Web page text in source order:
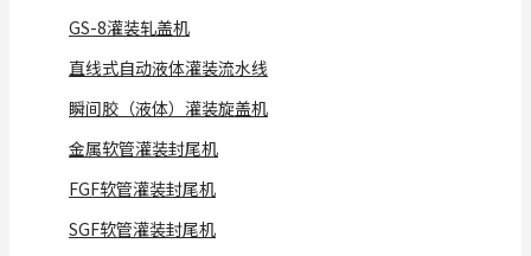
GS-8灌装轧盖机
直线式自动液体灌装流水线
瞬间胶（液体）灌装旋盖机
金属软管灌装封尾机
FGF软管灌装封尾机
SGF软管灌装封尾机